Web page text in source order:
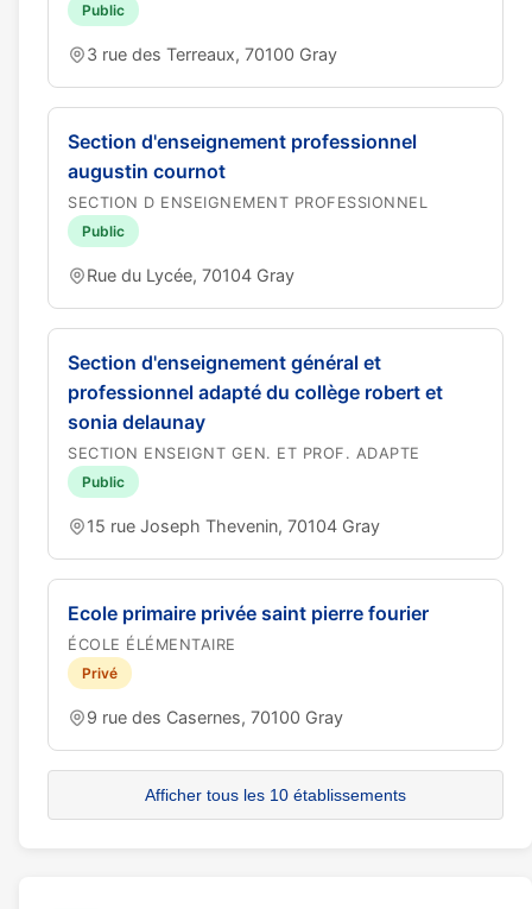
Public
3 rue des Terreaux, 70100 Gray
Section d'enseignement professionnel
augustin cournot
SECTION D ENSEIGNEMENT PROFESSIONNEL
Public
Rue du Lycée, 70104 Gray
Section d'enseignement général et
professionnel adapté du collège robert et
sonia delaunay
SECTION ENSEIGNT GEN. ET PROF. ADAPTE
Public
15 rue Joseph Thevenin, 70104 Gray
Ecole primaire privée saint pierre fourier
ÉCOLE ÉLÉMENTAIRE
Privé
9 rue des Casernes, 70100 Gray
Afficher tous les 10 établissements